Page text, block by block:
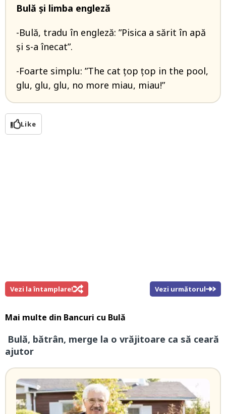
Bulă și limba engleză
-Bulă, tradu în engleză: ”Pisica a sărit în apă
și s-a înecat”.
-Foarte simplu: ”The cat țop țop in the pool,
glu, glu, glu, no more miau, miau!”
Like
Vezi la întamplare! Vezi următorul
Mai multe din Bancuri cu Bulă
Bulă, bătrân, merge la o vrăjitoare ca să ceară
ajutor